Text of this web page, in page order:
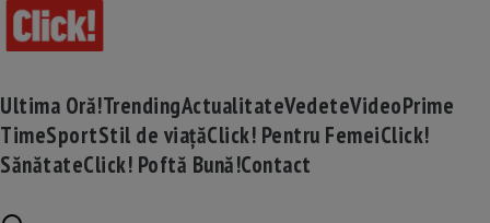
Ultima Oră!TrendingActualitateVedeteVideoPrime
TimeSportStil de viațăClick! Pentru FemeiClick!
SănătateClick! Poftă Bună!Contact